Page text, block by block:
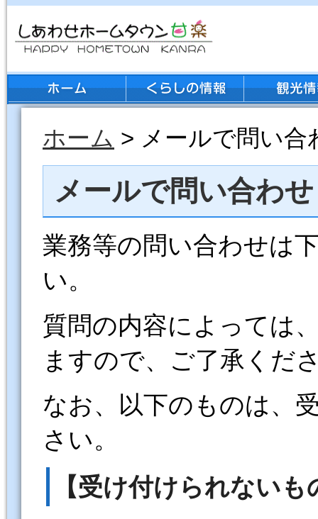
ホーム > メールで問い合
メールで問い合わせ
業務等の問い合わせは
い。
質問の内容によっては
ますので、ご了承くだ
なお、以下のものは、
さい。
【受け付けられないも